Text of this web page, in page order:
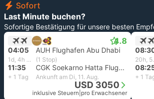
Sofort
Last Minute buchen?
Sofortige Bestätigung für unsere besten
4.8
04:05 AUH Flughafen Abu Dhabi
1d, 4h und 30m (1 Stop)
11:35 CGK Soekarno Hatta Flughafen, Tangerang
+ 1 Tag Ankunft am Di, 11. Aug.
USD 3050
inklusive Steuern pro Erwachsener
+ 1